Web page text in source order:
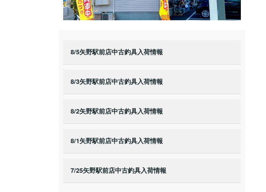
8/5矢野駅前店中古釣具入荷情報
8/3矢野駅前店中古釣具入荷情報
8/2矢野駅前店中古釣具入荷情報
8/1矢野駅前店中古釣具入荷情報
7/25矢野駅前店中古釣具入荷情報